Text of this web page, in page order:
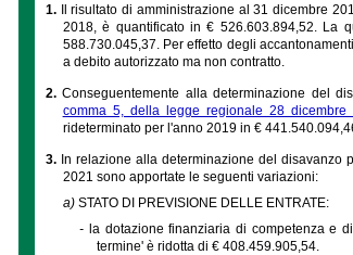
1.
Il risultato di amministrazione al 31 dicembre
2018, è quantificato in € 526.603.894,52. La
588.730.045,37. Per effetto degli
a debito autorizzato ma non contratto.
2.Conseguentemente alla determinazione del
comma 5, della legge regionale 28 dicembre
rideterminato per l'anno 2019 in €
3. In relazione alla determinazione del
2021 sono apportate le seguenti variazioni:
a) STATO DI PREVISIONE DELLE ENTRATE:
- la dotazione finanziaria di competenza e
termine' è ridotta di € 408.459.905,54.